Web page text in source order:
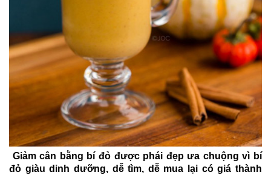
Giảm cân bằng bí đỏ được phái đẹp ưa chuộng vì bí
đỏ giàu dinh dưỡng, dễ tìm, dễ mua lại có giá thành